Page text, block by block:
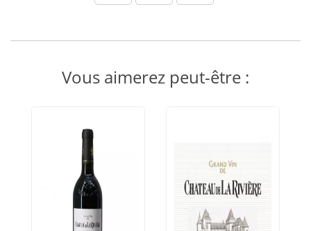
Vous aimerez peut-être :